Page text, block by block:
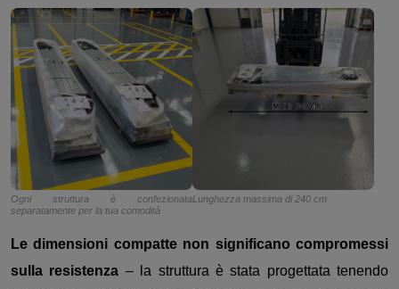
Ogni struttura è confezionata
separatamente per la tua comodità
Lunghezza massima di 240 cm
Le dimensioni compatte non significano compromessi
sulla resistenza – la struttura è stata progettata tenendo